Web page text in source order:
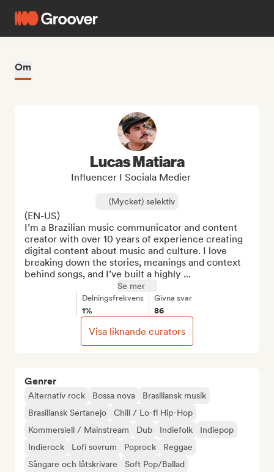
Om
Genrer
Alternativ rock Bossa nova
Brasiliansk musik
Brasiliansk Sertanejo
Chill / Lo-fi Hip-Hop
Kommersiell / Mainstream
Dub Indiefolk
Indiepop
Indierock
Lofi sovrum Poprock
Reggae
Sångare och låtskrivare
Soft Pop/Ballad
Lucas Matiara
Influencer I Sociala Medier
(Mycket) selektiv
(EN-US)
I’m a Brazilian music communicator and content
creator with over 10 years of experience creating
digital content about music and culture. I love
breaking down the stories, meanings and context
behind songs, and I’ve built a highly ...
Se mer
Delningsfrekvens
1%
Givna svar
86
Visa liknande curators